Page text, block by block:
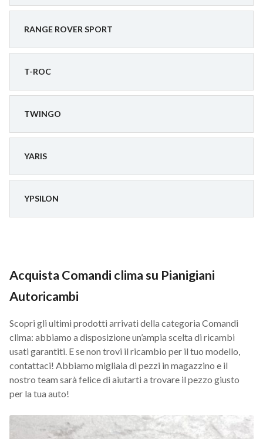
RANGE ROVER SPORT
T-ROC
TWINGO
YARIS
YPSILON
Acquista Comandi clima su Pianigiani
Autoricambi
Scopri gli ultimi prodotti arrivati della categoria Comandi
clima: abbiamo a disposizione un’ampia scelta di ricambi
usati garantiti. E se non trovi il ricambio per il tuo modello,
contattaci! Abbiamo migliaia di pezzi in magazzino e il
nostro team sarà felice di aiutarti a trovare il pezzo giusto
per la tua auto!